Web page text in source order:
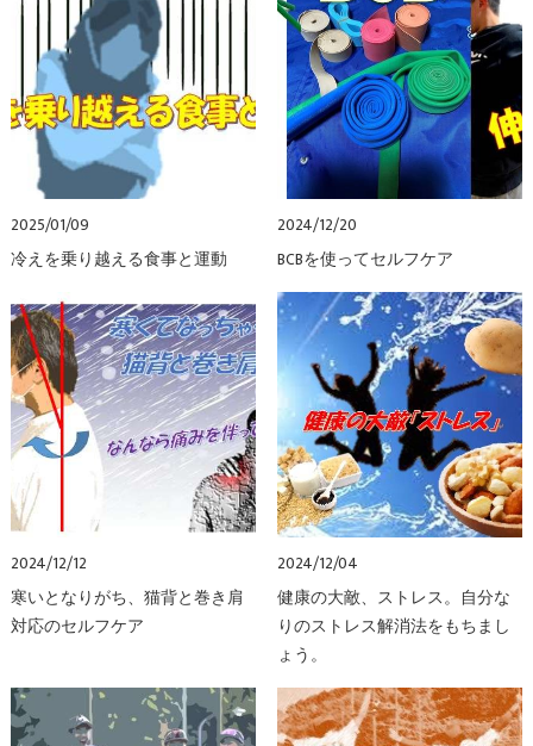
2025/01/09
冷えを乗り越える食事と運動
2024/12/20
BCBを使ってセルフケア
2024/12/12
寒いとなりがち、猫背と巻き肩
対応のセルフケア
2024/12/04
健康の大敵、ストレス。自分な
りのストレス解消法をもちまし
ょう。